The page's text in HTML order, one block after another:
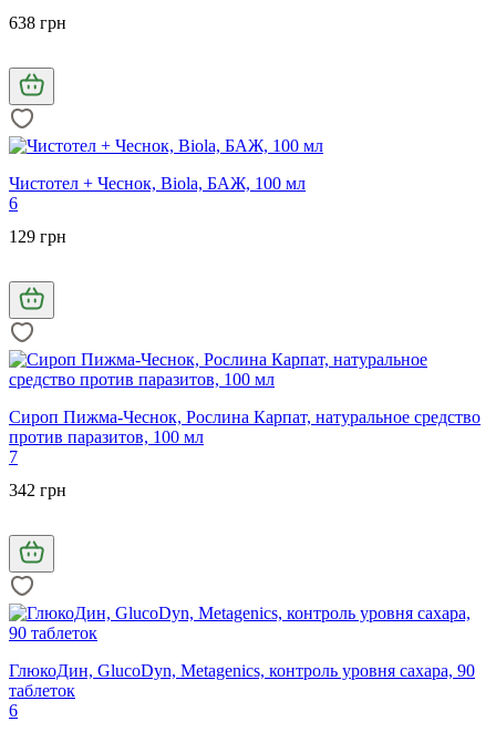
638 грн
Чистотел + Чеснок, Biola, БАЖ, 100 мл
6
129 грн
Сироп Пижма-Чеснок, Рослина Карпат, натуральное средство
против паразитов, 100 мл
7
342 грн
ГлюкоДин, GlucoDyn, Metagenics, контроль уровня сахара, 90
таблеток
6